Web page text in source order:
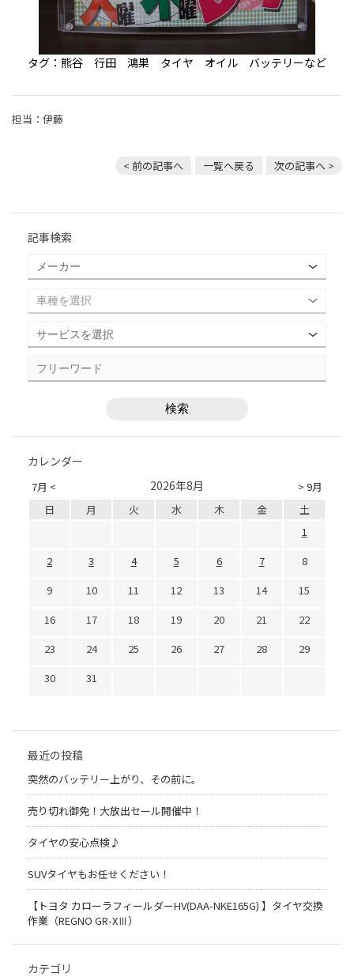
タグ：熊谷 行田 鴻巣 タイヤ オイル バッテリーなど
担当：伊藤
< 前の記事へ 一覧へ戻る 次の記事へ >
記事検索
カレンダー
7月 < > 9月
2026年8月
日 月 火 水 木 金
土
1
2
3 4 5 6 7
8
9
10 11 12 13 14
15
16
17 18 19 20 21
22
23
24 25 26 27 28
29
30
31
最近の投稿
突然のバッテリー上がり、その前に。
売り切れ御免！大放出セール開催中！
タイヤの安心点検♪
SUVタイヤもお任せください！
【トヨタ カローラフィールダーHV(DAA-NKE165G) 】タイヤ交換
作業（REGNO GR-XⅢ）
カテゴリ